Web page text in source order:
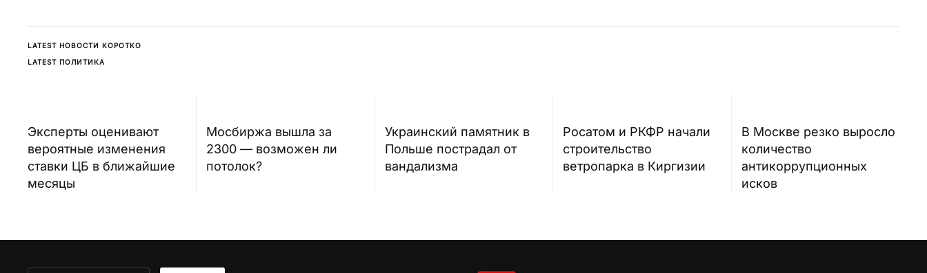
LATEST НОВОСТИ КОРОТКО
LATEST ПОЛИТИКА
Эксперты оценивают
вероятные изменения
ставки ЦБ в ближайшие
месяцы
Мосбиржа вышла за
2300 — возможен ли
потолок?
Украинский памятник в
Польше пострадал от
вандализма
Росатом и РКФР начали
строительство
ветропарка в Киргизии
В Москве резко выросло
количество
антикоррупционных
исков